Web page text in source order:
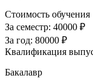
Стоимость обучения
За семестр: 40000 ₽
За год: 80000 ₽
Квалификация
Бакалавр